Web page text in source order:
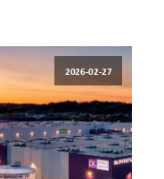
2026-02-27